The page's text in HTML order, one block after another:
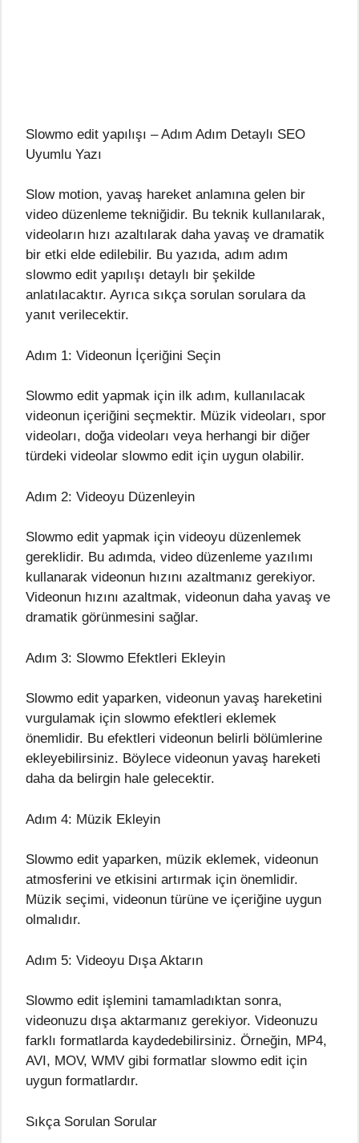
Slowmo edit yapılışı – Adım Adım Detaylı SEO
Uyumlu Yazı
Slow motion, yavaş hareket anlamına gelen bir
video düzenleme tekniğidir. Bu teknik kullanılarak,
videoların hızı azaltılarak daha yavaş ve dramatik
bir etki elde edilebilir. Bu yazıda, adım adım
slowmo edit yapılışı detaylı bir şekilde
anlatılacaktır. Ayrıca sıkça sorulan sorulara da
yanıt verilecektir.
Adım 1: Videonun İçeriğini Seçin
Slowmo edit yapmak için ilk adım, kullanılacak
videonun içeriğini seçmektir. Müzik videoları, spor
videoları, doğa videoları veya herhangi bir diğer
türdeki videolar slowmo edit için uygun olabilir.
Adım 2: Videoyu Düzenleyin
Slowmo edit yapmak için videoyu düzenlemek
gereklidir. Bu adımda, video düzenleme yazılımı
kullanarak videonun hızını azaltmanız gerekiyor.
Videonun hızını azaltmak, videonun daha yavaş ve
dramatik görünmesini sağlar.
Adım 3: Slowmo Efektleri Ekleyin
Slowmo edit yaparken, videonun yavaş hareketini
vurgulamak için slowmo efektleri eklemek
önemlidir. Bu efektleri videonun belirli bölümlerine
ekleyebilirsiniz. Böylece videonun yavaş hareketi
daha da belirgin hale gelecektir.
Adım 4: Müzik Ekleyin
Slowmo edit yaparken, müzik eklemek, videonun
atmosferini ve etkisini artırmak için önemlidir.
Müzik seçimi, videonun türüne ve içeriğine uygun
olmalıdır.
Adım 5: Videoyu Dışa Aktarın
Slowmo edit işlemini tamamladıktan sonra,
videonuzu dışa aktarmanız gerekiyor. Videonuzu
farklı formatlarda kaydedebilirsiniz. Örneğin, MP4,
AVI, MOV, WMV gibi formatlar slowmo edit için
uygun formatlardır.
Sıkça Sorulan Sorular